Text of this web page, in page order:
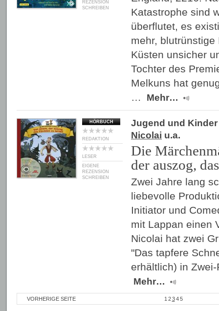
REZENSION
SCHREIBEN
Katastrophe sind
überflutet, es
mehr,
Küsten unsicher
Tochter des
Melkuns hat
…
Mehr…
HÖRBUCH
REDAKTION
LESER
EIGENE
REZENSION
SCHREIBEN
Jugend und Kinder
Nicolai u.a.
Die
der auszog,
Zwei Jahre lang
liebevolle
Initiator und
mit Lappan einen
Nicolai hat zwei
"Das tapfere
erhältlich) in
Mehr…
VORHERIGE SEITE 1 2 3 4 5